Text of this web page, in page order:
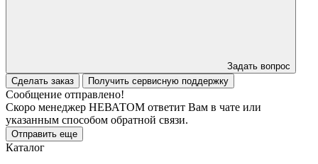
Задать вопрос
Сделать заказ
Получить сервисную поддержку
Сообщение отправлено!
Скоро менеджер НЕВАТОМ ответит Вам в чате или
указанным способом обратной связи.
Отправить еще
Каталог